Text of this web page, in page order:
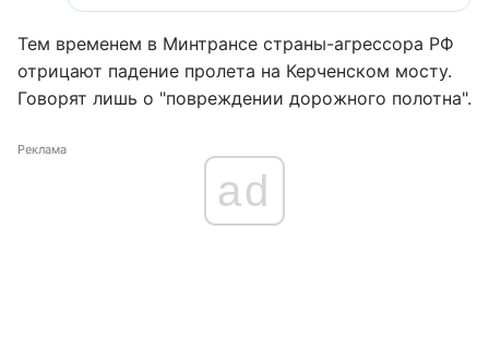
Тем временем в Минтрансе страны-агрессора РФ
отрицают падение пролета на Керченском мосту.
Говорят лишь о "повреждении дорожного полотна".
Реклама
ad